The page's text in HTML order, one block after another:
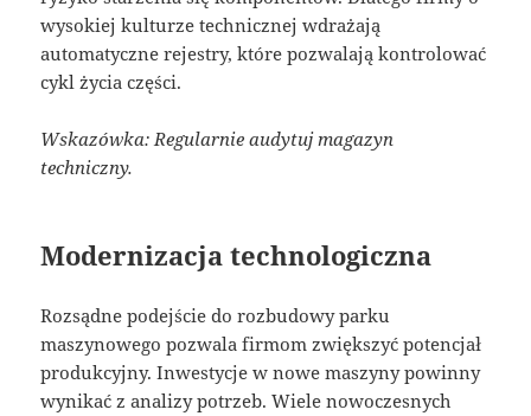
wysokiej kulturze technicznej wdrażają
automatyczne rejestry, które pozwalają kontrolować
cykl życia części.
Wskazówka: Regularnie audytuj magazyn
techniczny.
Modernizacja technologiczna
Rozsądne podejście do rozbudowy parku
maszynowego pozwala firmom zwiększyć potencjał
produkcyjny. Inwestycje w nowe maszyny powinny
wynikać z analizy potrzeb. Wiele nowoczesnych